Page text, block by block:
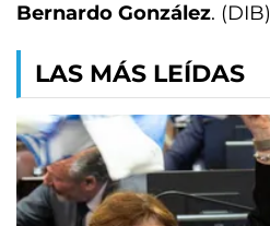
Bernardo González. (DIB)
LAS MÁS LEÍDAS